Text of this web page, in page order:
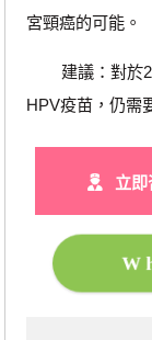
宮頸癌的可能。
建議：對於
HPV疫苗，仍需
立即